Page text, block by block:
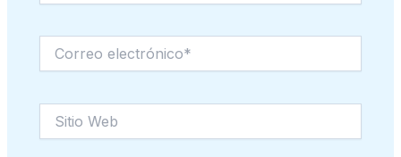
electrónico*
Web